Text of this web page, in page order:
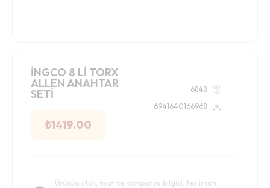
İNGCO 8 Lİ TORX
ALLEN ANAHTAR
SETİ
₺1419.00
6848
6941640166968
Ürünün stok, fiyat ve kampanya bilgisi, teslimatı